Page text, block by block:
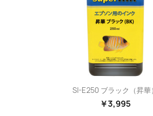
SI-E250 ブラック（昇華）
￥3,995